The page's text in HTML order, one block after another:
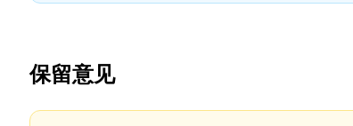
保留意见